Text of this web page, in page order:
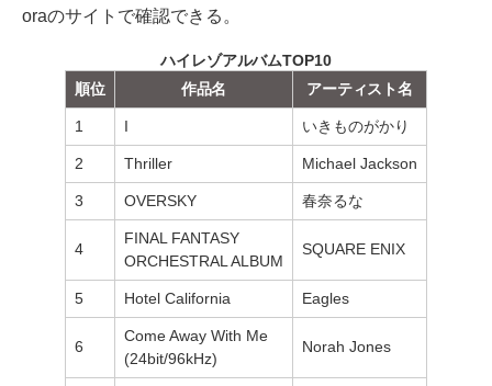
oraのサイトで確認できる。
ハイレゾアルバムTOP10
順位
作品名 アーティスト名
1 I いきものがかり
2 Thriller Michael Jackson
3 OVERSKY 春奈るな
4
FINAL FANTASY
ORCHESTRAL ALBUM
SQUARE ENIX
5 Hotel California Eagles
6
Come Away With Me
(24bit/96kHz)
Norah Jones